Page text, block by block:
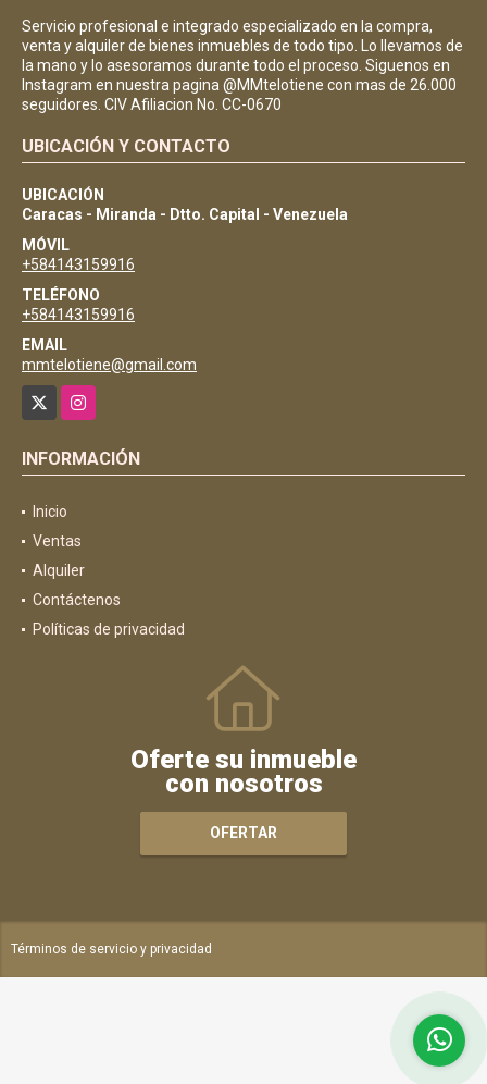
Servicio profesional e integrado especializado en la compra,
venta y alquiler de bienes inmuebles de todo tipo. Lo llevamos de
la mano y lo asesoramos durante todo el proceso. Siguenos en
Instagram en nuestra pagina @MMtelotiene con mas de 26.000
seguidores. CIV Afiliacion No. CC-0670
UBICACIÓN Y CONTACTO
UBICACIÓN
Caracas - Miranda - Dtto. Capital - Venezuela
MÓVIL
+584143159916
TELÉFONO
+584143159916
EMAIL
mmtelotiene@gmail.com
Instagram
INFORMACIÓN
Inicio
Ventas
Alquiler
Contáctenos
Políticas de privacidad
Oferte su inmueble
con nosotros
OFERTAR
Términos de servicio y privacidad